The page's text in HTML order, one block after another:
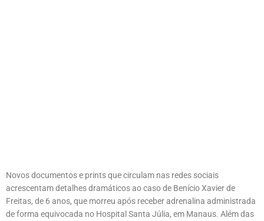
Novos documentos e prints que circulam nas redes sociais
acrescentam detalhes dramáticos ao caso de Benício Xavier de
Freitas, de 6 anos, que morreu após receber adrenalina administrada
de forma equivocada no Hospital Santa Júlia, em Manaus. Além das